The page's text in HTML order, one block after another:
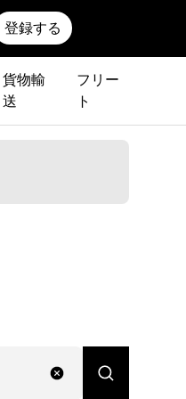
登録する
貨物輸
送
フリー
ト